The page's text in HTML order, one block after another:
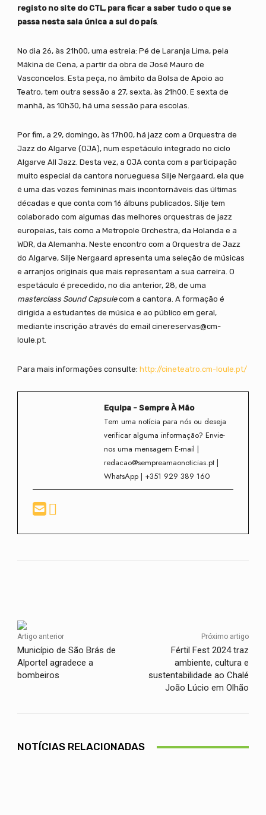
registo no site do CTL, para ficar a saber tudo o que se
passa nesta sala única a sul do país.
No dia 26, às 21h00, uma estreia: Pé de Laranja Lima, pela
Mákina de Cena, a partir da obra de José Mauro de
Vasconcelos. Esta peça, no âmbito da Bolsa de Apoio ao
Teatro, tem outra sessão a 27, sexta, às 21h00. E sexta de
manhã, às 10h30, há uma sessão para escolas.
Por fim, a 29, domingo, às 17h00, há jazz com a Orquestra de
Jazz do Algarve (OJA), num espetáculo integrado no ciclo
Algarve All Jazz. Desta vez, a OJA conta com a participação
muito especial da cantora norueguesa Silje Nergaard, ela que
é uma das vozes femininas mais incontornáveis das últimas
décadas e que conta com 16 álbuns publicados. Silje tem
colaborado com algumas das melhores orquestras de jazz
europeias, tais como a Metropole Orchestra, da Holanda e a
WDR, da Alemanha. Neste encontro com a Orquestra de Jazz
do Algarve, Silje Nergaard apresenta uma seleção de músicas
e arranjos originais que mais representam a sua carreira. O
espetáculo é precedido, no dia anterior, 28, de uma
masterclass Sound Capsulecom a cantora. A formação é
dirigida a estudantes de música e ao público em geral,
mediante inscrição através do email cinereservas@cm-
loule.pt.
Para mais informações consulte: http://cineteatro.cm-loule.pt/
Equipa - Sempre À Mão
Tem uma notícia para nós ou deseja
verificar alguma informação? Envie-
nos uma mensagem E-mail |
redacao@sempreamaonoticias.pt |
WhatsApp | +351 929 389 160
Artigo anterior
Município de São Brás de
Alportel agradece a
bombeiros
Próximo artigo
Fértil Fest 2024 traz
ambiente, cultura e
sustentabilidade ao Chalé
João Lúcio em Olhão
NOTÍCIAS RELACIONADAS